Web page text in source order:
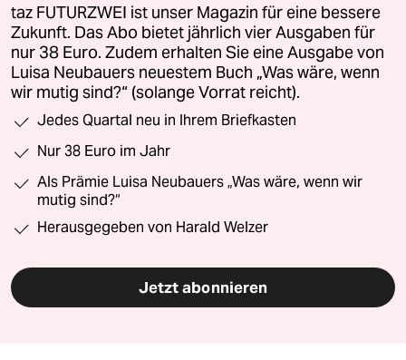
taz FUTURZWEI ist unser Magazin für eine bessere
Zukunft. Das Abo bietet jährlich vier Ausgaben für
nur 38 Euro. Zudem erhalten Sie eine Ausgabe von
Luisa Neubauers neuestem Buch „Was wäre, wenn
wir mutig sind?“ (solange Vorrat reicht).
Jedes Quartal neu in Ihrem Briefkasten
Nur 38 Euro im Jahr
Als Prämie Luisa Neubauers „Was wäre, wenn wir
mutig sind?“
Herausgegeben von Harald Welzer
Jetzt abonnieren